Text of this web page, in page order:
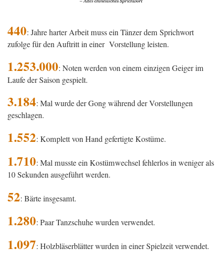
440: Jahre harter Arbeit muss ein Tänzer dem Sprichwort
zufolge für den Auftritt in einer Vorstellung leisten.
1.253.000: Noten werden von einem einzigen Geiger im
Laufe der Saison gespielt.
3.184: Mal wurde der Gong während der Vorstellungen
geschlagen.
1.552: Komplett von Hand gefertigte Kostüme.
1.710: Mal musste ein Kostümwechsel fehlerlos in weniger als
10 Sekunden ausgeführt werden.
52: Bärte insgesamt.
1.280: Paar Tanzschuhe wurden verwendet.
1.097: Holzbläserblätter wurden in einer Spielzeit verwendet.